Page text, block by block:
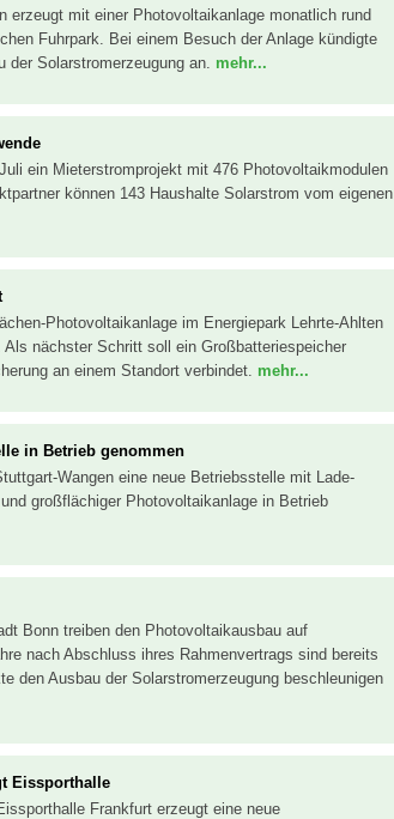
erzeugt mit einer Photovoltaikanlage monatlich rund
Fuhrpark. Bei einem Besuch der Anlage kündigte
der Solarstromerzeugung an. mehr...
ein Mieterstromprojekt mit 476 Photovoltaikmodulen
können 143 Haushalte Solarstrom vom eigenen
Photovoltaikanlage im Energiepark Lehrte-Ahlten
nächster Schritt soll ein Großbatteriespeicher
an einem Standort verbindet. mehr...
in Betrieb genommen
Wangen eine neue Betriebsstelle mit Lade-
großflächiger Photovoltaikanlage in Betrieb
Bonn treiben den Photovoltaikausbau auf
nach Abschluss ihres Rahmenvertrags sind bereits
den Ausbau der Solarstromerzeugung beschleunigen
Eissporthalle
Frankfurt erzeugt eine neue